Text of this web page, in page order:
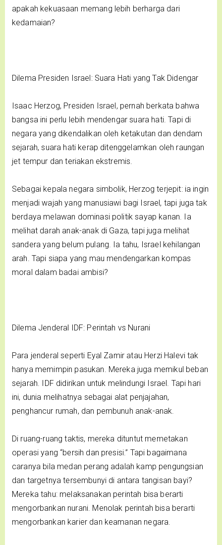
apakah kekuasaan memang lebih berharga dari
kedamaian?
Dilema Presiden Israel: Suara Hati yang Tak Didengar
Isaac Herzog, Presiden Israel, pernah berkata bahwa
bangsa ini perlu lebih mendengar suara hati. Tapi di
negara yang dikendalikan oleh ketakutan dan dendam
sejarah, suara hati kerap ditenggelamkan oleh raungan
jet tempur dan teriakan ekstremis.
Sebagai kepala negara simbolik, Herzog terjepit: ia ingin
menjadi wajah yang manusiawi bagi Israel, tapi juga tak
berdaya melawan dominasi politik sayap kanan. Ia
melihat darah anak-anak di Gaza, tapi juga melihat
sandera yang belum pulang. Ia tahu, Israel kehilangan
arah. Tapi siapa yang mau mendengarkan kompas
moral dalam badai ambisi?
Dilema Jenderal IDF: Perintah vs Nurani
Para jenderal seperti Eyal Zamir atau Herzi Halevi tak
hanya memimpin pasukan. Mereka juga memikul beban
sejarah. IDF didirikan untuk melindungi Israel. Tapi hari
ini, dunia melihatnya sebagai alat penjajahan,
penghancur rumah, dan pembunuh anak-anak.
Di ruang-ruang taktis, mereka dituntut memetakan
operasi yang “bersih dan presisi.” Tapi bagaimana
caranya bila medan perang adalah kamp pengungsian
dan targetnya tersembunyi di antara tangisan bayi?
Mereka tahu: melaksanakan perintah bisa berarti
mengorbankan nurani. Menolak perintah bisa berarti
mengorbankan karier dan keamanan negara.